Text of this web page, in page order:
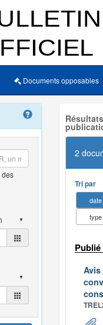
Documents opposables
des
2
Tri par
type
Publié